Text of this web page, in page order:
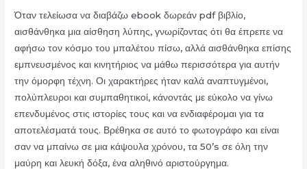
Όταν τελείωσα να διαβάζω ebook δωρεάν pdf βιβλίο,
αισθάνθηκα μια αίσθηση λύπης, γνωρίζοντας ότι θα έπρεπε να
αφήσω τον κόσμο του μπαλέτου πίσω, αλλά αισθάνθηκα επίσης
εμπνευσμένος και κινητήριος να μάθω περισσότερα για αυτήν
την όμορφη τέχνη. Οι χαρακτήρες ήταν καλά αναπτυγμένοι,
πολύπλευροι και συμπαθητικοί, κάνοντάς με εύκολο να γίνω
επενδυμένος στις ιστορίες τους και να ενδιαφέρομαι για τα
αποτελέσματά τους. Βρέθηκα σε αυτό το φωτογράφο και είναι
σαν να μπαίνω σε μια κάψουλα χρόνου, τα 50’s σε όλη την
μαύρη και λευκή δόξα, ένα αληθινό αριστούργημα.